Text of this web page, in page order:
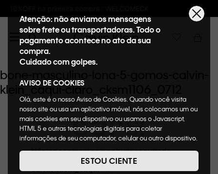
Frete GRÁTIS nas
Atenção: não enviamos mensagens
sobre frete ou transportadoras. Todo o
pagamento acontece no ato da sua
compra.
Cuidado com golpes.
AVISO DE COOKIES
Olá, este é o nosso Aviso de Cookies. Quando você visita
nosso site ou usa um aplicativo móvel, nós colocamos um ou
mais cookies em seu dispositivo ou usamos o Javascript,
HTML 5 e outras tecnologias digitais para coletar
informações de seu computador, celular ou outro dispositivo.
de cookies, informaremos quais cookies usaremos e quais
suas funções. A forma como processamos os dados
ESTOU CIENTE
bone-masculino-lona-5-gomos-calvin-
klein_caqui-claro_cksm1106_0712
OOPS!
Não encontramos nenhum resultado
bone-masculino-lona-5-gomos-
calvin-klein_caqui-